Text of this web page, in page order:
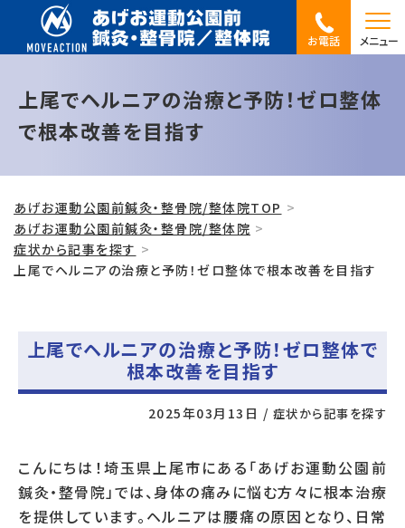
お電話 メニュー
上尾でヘルニアの治療と予防！ゼロ整体
で根本改善を目指す
あげお運動公園前鍼灸・整骨院/整体院TOP
あげお運動公園前鍼灸・整骨院/整体院
症状から記事を探す
上尾でヘルニアの治療と予防！ゼロ整体で根本改善を目指す
上尾でヘルニアの治療と予防！ゼロ整体で
根本改善を目指す
2025年03月13日 / 症状から記事を探す
こんにちは！埼玉県上尾市にある「あげお運動公園前
鍼灸・整骨院」では、身体の痛みに悩む方々に根本治療
を提供しています。ヘルニアは腰痛の原因となり、日常